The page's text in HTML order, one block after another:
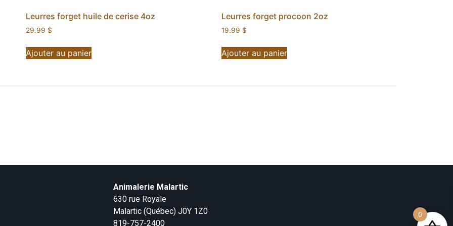
Leurres forget huile de cerise 4oz
29.99 $
Ajouter au panier
Leurres forget procoon 2oz
19.99 $
Ajouter au panier
Animalerie Malartic
630 rue Royale
Malartic (Québec) J0Y 1Z0
819-757-2400
0